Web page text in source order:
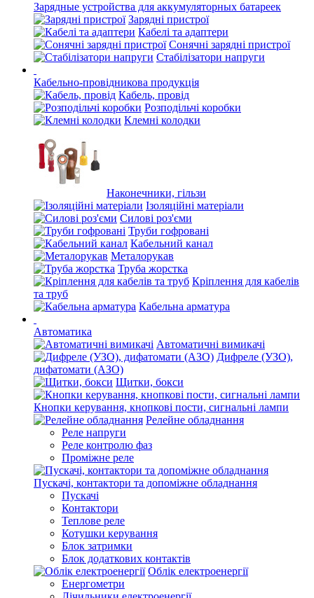
Зарядные устройства для аккумуляторных батареек
Зарядні пристрої
Кабелі та адаптери
Сонячні зарядні пристрої
Стабілізатори напруги
Кабельно-провідникова продукція
Кабель, провід
Розподільчі коробки
Клемні колодки
Наконечники, гільзи
Ізоляційні матеріали
Силові роз'єми
Труби гофровані
Кабельний канал
Металорукав
Труба жорстка
Кріплення для кабелів
та труб
Кабельна арматура
Автоматика
Автоматичні вимикачі
Дифреле (УЗО),
дифатомати (АЗО)
Щитки, бокси
Кнопки керування, кнопкові пости, сигнальні лампи
Релейне обладнання
Реле напруги
Реле контролю фаз
Проміжне реле
Пускачі, контактори та допоміжне обладнання
Пускачі
Контактори
Теплове реле
Котушки керування
Блок затримки
Блок додаткових контактів
Облік електроенергії
Енергометри